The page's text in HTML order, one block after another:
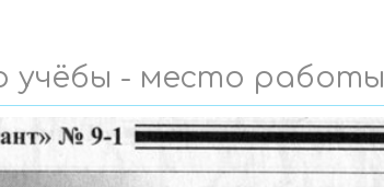
учёбы - место работы